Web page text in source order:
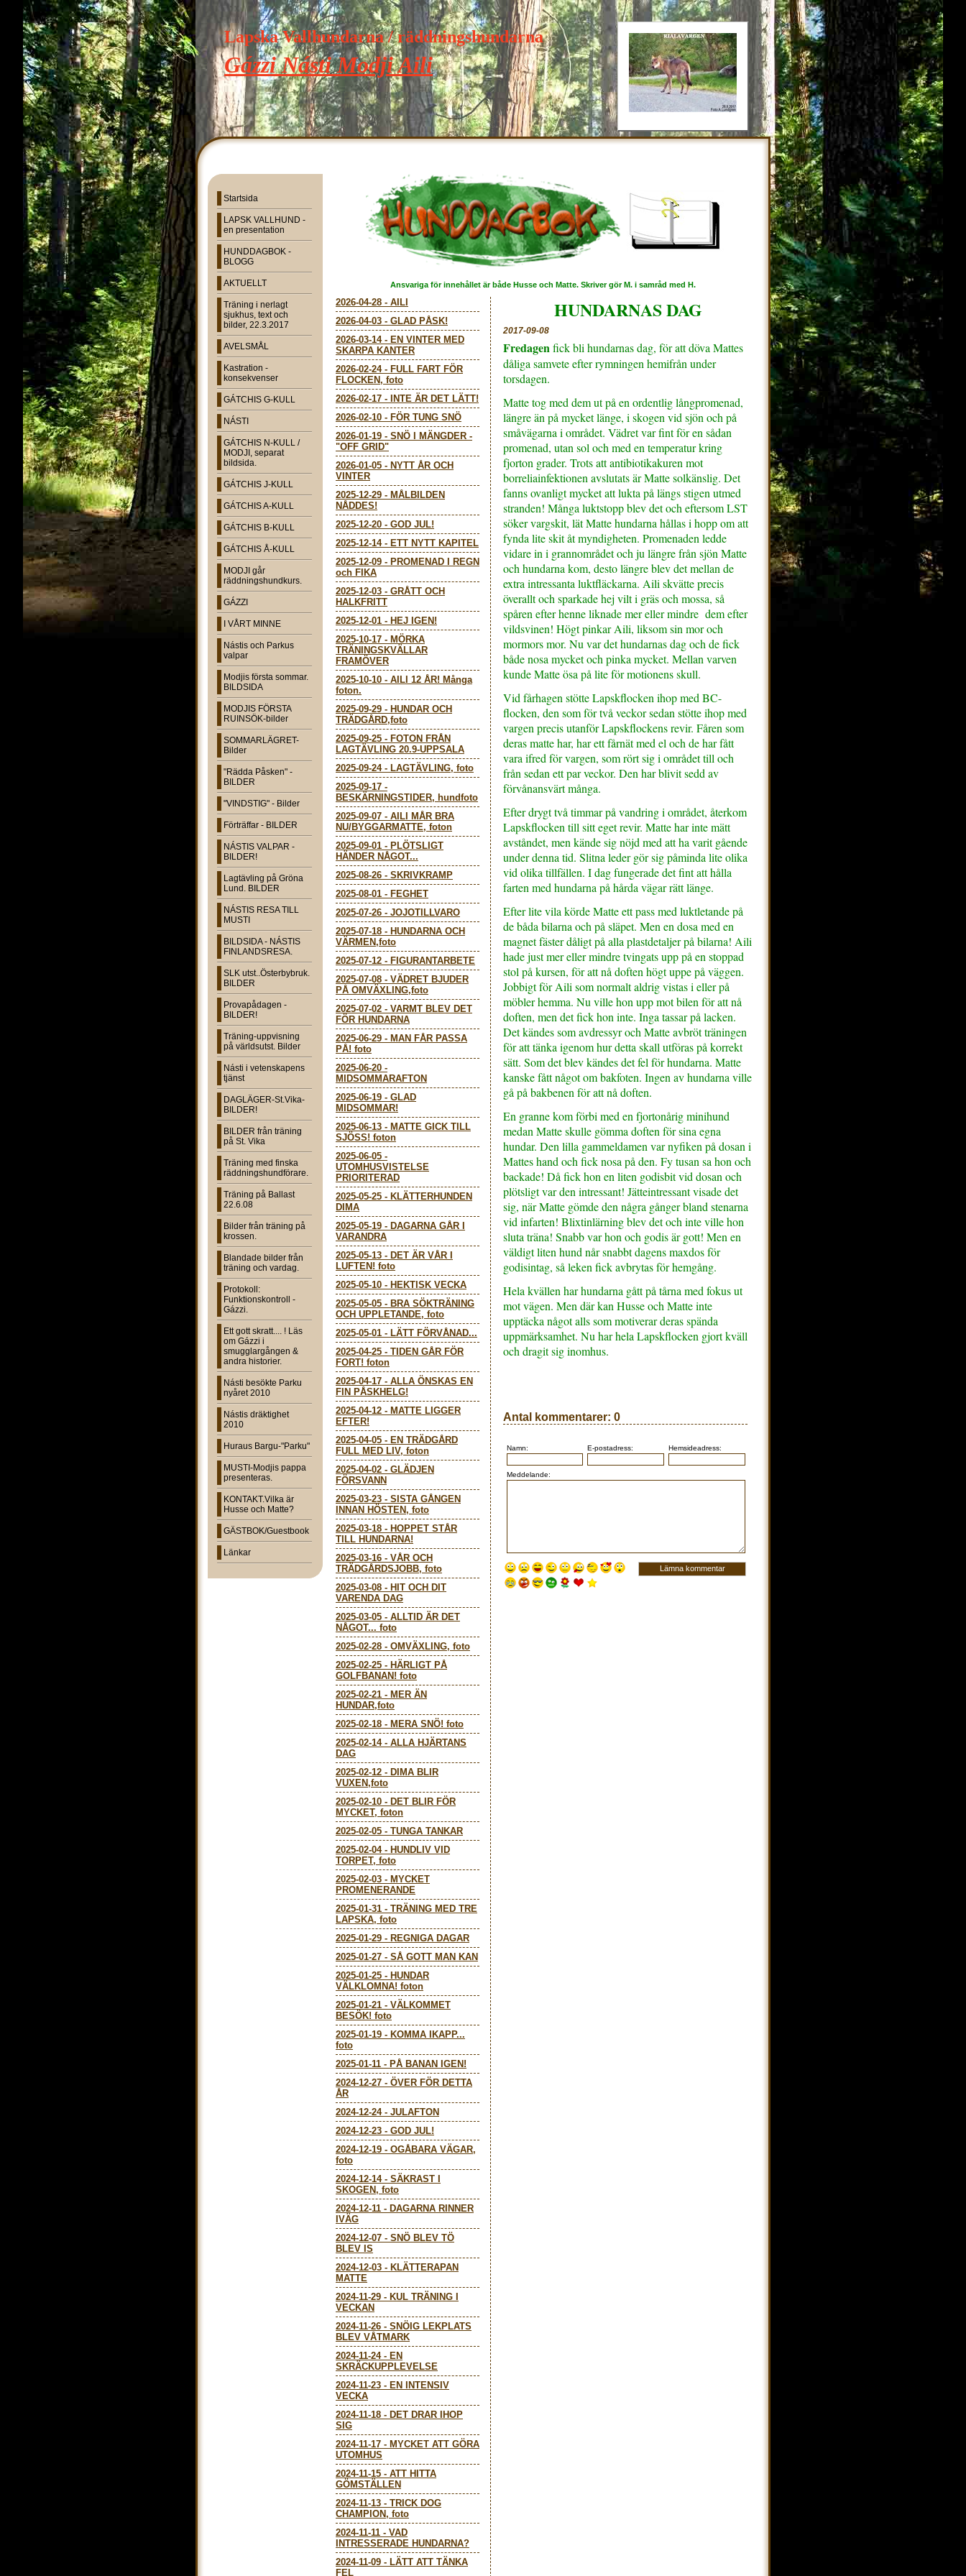
Lapska Vallhundarna / räddningshundarna
Gázzi Násti Modji Aili
Startsida
LAPSK VALLHUND -
en presentation
HUNDDAGBOK -
BLOGG
AKTUELLT
Träning i nerlagt
sjukhus, text och
bilder, 22.3.2017
AVELSMÅL
Kastration -
konsekvenser
GÁTCHIS G-KULL
NÁSTI
GÁTCHIS N-KULL /
MODJI, separat
bildsida.
GÁTCHIS J-KULL
GÁTCHIS A-KULL
GÁTCHIS B-KULL
GÁTCHIS Å-KULL
MODJI går
räddningshundkurs.
GÁZZI
I VÅRT MINNE
Nástis och Parkus
valpar
Modjis första sommar.
BILDSIDA
MODJIS FÖRSTA
RUINSÖK-bilder
SOMMARLÄGRET-
Bilder
"Rädda Påsken" -
BILDER
"VINDSTIG" - Bilder
Förträffar - BILDER
NÁSTIS VALPAR -
BILDER!
Lagtävling på Gröna
Lund. BILDER
NÁSTIS RESA TILL
MUSTI
BILDSIDA - NÁSTIS
FINLANDSRESA.
SLK utst..Österbybruk.
BILDER
Provapådagen -
BILDER!
Träning-uppvisning
på världsutst. Bilder
Násti i vetenskapens
tjänst
DAGLÄGER-St.Vika-
BILDER!
BILDER från träning
på St. Vika
Träning med finska
räddningshundförare.
Träning på Ballast
22.6.08
Bilder från träning på
krossen.
Blandade bilder från
träning och vardag.
Protokoll:
Funktionskontroll -
Gázzi.
Ett gott skratt.... ! Läs
om Gázzi i
smugglargången &
andra historier.
Násti besökte Parku
nyåret 2010
Nástis dräktighet
2010
Huraus Bargu-"Parku"
MUSTI-Modjis pappa
presenteras.
KONTAKT.Vilka är
Husse och Matte?
GÄSTBOK/Guestbook
Länkar
Ansvariga för innehållet är både Husse och Matte. Skriver gör M. i samråd med H.
2026-04-28 - AILI
2026-04-03 - GLAD PÅSK!
2026-03-14- EN VINTER MED
SKARPA KANTER
2026-02-24- FULL FART FÖR
FLOCKEN, foto
2026-02-17 -
INTE ÄR DET LÄTT!
2026-02-10 - FÖR TUNG SNÖ
2026-01-19 - SNÖ I MÄNGDER -
"OFF GRID"
2026-01-05 - NYTT ÅR OCH
VINTER
2025-12-29 - MÅLBILDEN
NÅDDES!
2025-12-20 - GOD JUL!
2025-12-14- ETT NYTT KAPITEL
2025-12-09 - PROMENAD I REGN
och FIKA
2025-12-03 - GRÅTT OCH
HALKFRITT
2025-12-01 - HEJ IGEN!
2025-10-17 - MÖRKA
TRÄNINGSKVÄLLAR
FRAMÖVER
2025-10-10 - AILI 12 ÅR! Många
foton.
2025-09-29 - HUNDAR OCH
TRÄDGÅRD,foto
2025-09-25 - FOTON FRÅN
LAGTÄVLING 20.9-UPPSALA
2025-09-24- LAGTÄVLING, foto
2025-09-17 -
BESKÄRNINGSTIDER, hundfoto
2025-09-07 - AILI MÅR BRA
NU/BYGGARMATTE, foton
2025-09-01 - PLÖTSLIGT
HÄNDER NÅGOT...
2025-08-26 - SKRIVKRAMP
2025-08-01 - FEGHET
2025-07-26 - JOJOTILLVARO
2025-07-18 - HUNDARNA OCH
VÄRMEN,foto
2025-07-12 - FIGURANTARBETE
2025-07-08 - VÄDRET BJUDER
PÅ OMVÄXLING,foto
2025-07-02 - VARMT BLEV DET
FÖR HUNDARNA
2025-06-29 - MAN FÅR PASSA
PÅ! foto
2025-06-20 -
MIDSOMMARAFTON
2025-06-19 - GLAD
MIDSOMMAR!
2025-06-13 - MATTE GICK TILL
SJÖSS! foton
2025-06-05 -
UTOMHUSVISTELSE
PRIORITERAD
2025-05-25 - KLÄTTERHUNDEN
DIMA
2025-05-19 - DAGARNA GÅR I
VARANDRA
2025-05-13 - DET ÄR VÅR I
LUFTEN! foto
2025-05-10 - HEKTISK VECKA
2025-05-05 - BRA SÖKTRÄNING
OCH UPPLETANDE, foto
2025-05-01 - LÄTT FÖRVÅNAD...
2025-04-25 - TIDEN GÅR FÖR
FORT! foton
2025-04-17 - ALLA ÖNSKAS EN
FIN PÅSKHELG!
2025-04-12 - MATTE LIGGER
EFTER!
2025-04-05 - EN TRÄDGÅRD
FULL MED LIV, foton
2025-04-02 - GLÄDJEN
FÖRSVANN
2025-03-23 - SISTA GÅNGEN
INNAN HÖSTEN, foto
2025-03-18 - HOPPET STÅR
TILL HUNDARNA!
2025-03-16 - VÅR OCH
TRÄDGÅRDSJOBB, foto
2025-03-08 - HIT OCH DIT
VARENDA DAG
2025-03-05 - ALLTID ÄR DET
NÅGOT... foto
2025-02-28 - OMVÄXLING, foto
2025-02-25 - HÄRLIGT PÅ
GOLFBANAN! foto
2025-02-21 - MER ÄN
HUNDAR,foto
2025-02-18 - MERA SNÖ! foto
2025-02-14- ALLA HJÄRTANS
DAG
2025-02-12 - DIMA BLIR
VUXEN,foto
2025-02-10 - DET BLIR FÖR
MYCKET, foton
2025-02-05 - TUNGA TANKAR
2025-02-04- HUNDLIV VID
TORPET, foto
2025-02-03 - MYCKET
PROMENERANDE
2025-01-31 - TRÄNING MED TRE
LAPSKA, foto
2025-01-29 - REGNIGA DAGAR
2025-01-27 - SÅ GOTT MAN KAN
2025-01-25 - HUNDAR
VÄLKLOMNA! foton
2025-01-21 - VÄLKOMMET
BESÖK! foto
2025-01-19 - KOMMA IKAPP...
foto
2025-01-11 - PÅ BANAN IGEN!
2024-12-27 - ÖVER FÖR DETTA
ÅR
2024-12-24- JULAFTON
2024-12-23 - GOD JUL!
2024-12-19 - OGÅBARA VÄGAR,
foto
2024-12-14- SÄKRAST I
SKOGEN, foto
2024-12-11 - DAGARNA RINNER
IVÄG
2024-12-07 - SNÖ BLEV TÖ
BLEV IS
2024-12-03 - KLÄTTERAPAN
MATTE
2024-11-29 - KUL TRÄNING I
VECKAN
2024-11-26 - SNÖIG LEKPLATS
BLEV VÅTMARK
2024-11-24- EN
SKRÄCKUPPLEVELSE
2024-11-23 - EN INTENSIV
VECKA
2024-11-18 - DET DRAR IHOP
SIG
2024-11-17 - MYCKET ATT GÖRA
UTOMHUS
2024-11-15 - ATT HITTA
GÖMSTÄLLEN
2024-11-13 - TRICK DOG
CHAMPION, foto
2024-11-11 - VAD
INTRESSERADE HUNDARNA?
2024-11-09 - LÄTT ATT TÄNKA
FEL
HUNDARNAS DAG
2017-09-08
Fredagenfick bli hundarnas dag, för att döva Mattes
dåliga samvete efter rymningen hemifrån under
torsdagen.
Matte tog med dem ut på en ordentlig långpromenad,
längre än på mycket länge, i skogen vid sjön och på
småvägarna i området. Vädret var fint för en sådan
promenad, utan sol och med en temperatur kring
fjorton grader. Trots att antibiotikakuren mot
borreliainfektionen avslutats är Matte solkänslig. Det
fanns ovanligt mycket att lukta på längs stigen utmed
stranden! Många luktstopp blev det och eftersom LST
söker vargskit, lät Matte hundarna hållas i hopp om att
fynda lite skit åt myndigheten. Promenaden ledde
vidare in i grannområdet och ju längre från sjön Matte
och hundarna kom, desto längre blev det mellan de
extra intressanta luktfläckarna. Aili skvätte precis
överallt och sparkade hej vilt i gräs och mossa, så
spåren efter henne liknade mer eller mindre dem efter
vildsvinen! Högt pinkar Aili, liksom sin mor och
mormors mor. Nu var det hundarnas dag och de fick
både nosa mycket och pinka mycket. Mellan varven
kunde Matte ösa på lite för motionens skull.
Vid fårhagen stötte Lapskflocken ihop med BC-
flocken, den som för två veckor sedan stötte ihop med
vargen precis utanför Lapskflockens revir. Fåren som
deras matte har, har ett fårnät med el och de har fått
vara ifred för vargen, som rört sig i området till och
från sedan ett par veckor. Den har blivit sedd av
förvånansvärt många.
Efter drygt två timmar på vandring i området, återkom
Lapskflocken till sitt eget revir. Matte har inte mätt
avståndet, men kände sig nöjd med att ha varit gående
under denna tid. Slitna leder gör sig påminda lite olika
vid olika tillfällen. I dag fungerade det fint att hålla
farten med hundarna på hårda vägar rätt länge.
Efter lite vila körde Matte ett pass med luktletande på
de båda bilarna och på släpet. Men en dosa med en
magnet fäster dåligt på alla plastdetaljer på bilarna! Aili
hade just mer eller mindre tvingats upp på en stoppad
stol på kursen, för att nå doften högt uppe på väggen.
Jobbigt för Aili som normalt aldrig vistas i eller på
möbler hemma. Nu ville hon upp mot bilen för att nå
doften, men det fick hon inte. Inga tassar på lacken.
Det kändes som avdressyr och Matte avbröt träningen
för att tänka igenom hur detta skall utföras på korrekt
sätt. Som det blev kändes det fel för hundarna. Matte
kanske fått något om bakfoten. Ingen av hundarna ville
gå på bakbenen för att nå doften.
En granne kom förbi med en fjortonårig minihund
medan Matte skulle gömma doften för sina egna
hundar. Den lilla gammeldamen var nyfiken på dosan i
Mattes hand och fick nosa på den. Fy tusan sa hon och
backade! Då fick hon en liten godisbit vid dosan och
plötsligt var den intressant! Jätteintressant visade det
sig, när Matte gömde den några gånger bland stenarna
vid infarten! Blixtinlärning blev det och inte ville hon
sluta träna! Snabb var hon och godis är gott! Men en
väldigt liten hund når snabbt dagens maxdos för
godisintag, så leken fick avbrytas för hemgång.
Hela kvällen har hundarna gått på tårna med fokus ut
mot vägen. Men där kan Husse och Matte inte
upptäcka något alls som motiverar deras spända
uppmärksamhet. Nu har hela Lapskflocken gjort kväll
och dragit sig inomhus.
Antal kommentarer: 0
Namn: E-postadress: Hemsideadress:
Meddelande: